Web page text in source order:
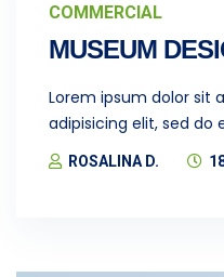
COMMERCIAL
MUSEUM
Lorem ipsum dolor sit
adipisicing elit, sed do
ROSALINA D.